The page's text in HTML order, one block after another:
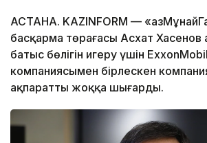
АСТАНА. KAZINFORM —
басқарма төрағасы Асхат Хасенов
батыс бөлігін игеру үшін ExxonMobil
компаниясымен бірлескен
ақпаратты жоққа шығарды.